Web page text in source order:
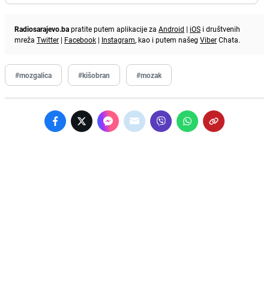
Radiosarajevo.bapratite putem aplikacije za Android | iOS i društvenih
mreža Twitter | Facebook | Instagram, kao i putem našeg ViberChata.
#mozgalica #kišobran #mozak